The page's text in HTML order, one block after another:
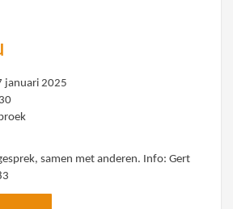
januari 2025
samen met anderen. Info: Gert